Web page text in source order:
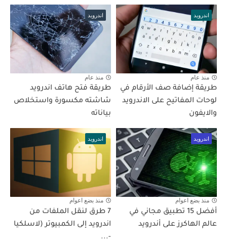
اندرويد
منذ عام
طريقة إضافة صف الأرقام في
لوحات المفاتيح على الاندرويد
والايفون
اندرويد
منذ عام
طريقة فتح هاتف اندرويد
شاشته مكسورة واستخلاص
بياناته
اندرويد
منذ بضع اعوام
أفضل 15 تطبيق مجاني في
عالم الهاكرز على أندرويد
اندرويد
منذ بضع اعوام
7 طرق لنقل الملفات من
اندرويد إلى الكمبيوتر (لاسلكيا
-...